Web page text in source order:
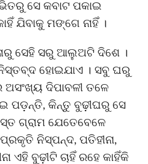
ସେ କବାଟ ପକାଇ
ଯିବାକୁ ମଙ୍ଗେ ନାହିଁ ।
ସେହି ସରୁ ଆଲୁଅଟି ଦିଶେ ।
ହୋଇଯାଏ । ସବୁ ଘରୁ
ଦିପାବଳୀ ତଳେ
ପଡ଼ନ୍ତି, କିନ୍ତୁ ବୁଢ଼ୀଘରୁ ସେ
ଗ୍ରାମ ଯେତେବେଳେ
ନିସ୍ପନ୍ଦ, ପତିହୀନା,
ଏହି ବୁଢ଼ୀଟି ଚାହିଁ ରହେ କାହିଁକି